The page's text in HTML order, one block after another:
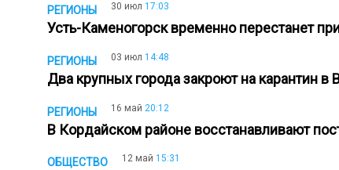
РЕГИОНЫ 30 июл 17:03
Усть-Каменогорск временно перестанет
РЕГИОНЫ 03 июл 14:48
Два крупных города закроют на карантин в
РЕГИОНЫ 16 май 20:12
В Кордайском районе восстанавливают
ОБЩЕСТВО 12 май 15:31